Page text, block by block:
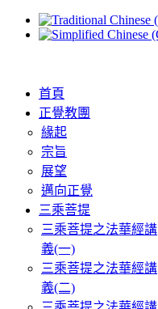
首頁
正覺教團
緣起
宗旨
展望
邁向正覺
三乘菩提
三乘菩提之法華經講
義(一)
三乘菩提之法華經講
義(二)